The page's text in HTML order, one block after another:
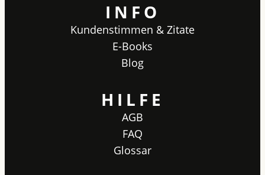
INFO
Kundenstimmen & Zitate
E-Books
Blog
HILFE
AGB
FAQ
Glossar